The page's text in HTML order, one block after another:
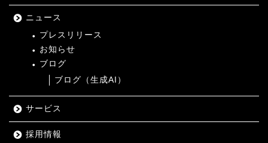
ニュース
プレスリリース
お知らせ
ブログ
ブログ（生成AI）
サービス
採用情報